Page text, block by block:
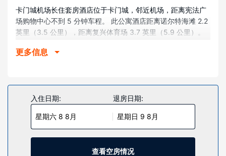
卡门城机场长住套房酒店位于卡门城，邻近机场，距离宪法广
场购物中心不到 5 分钟车程。 此公寓酒店距离诺尔特海滩 2.2
英里（3.5 公里），距离复兴体育场 3.7 英里（5.9 公里）。
客房
道。便利设施包括书桌和微波炉，以及带有免费市内通话的电
您可充分利用室外游泳池和24 小时健身中心等度假设施。此公
寓酒店还提供免费 WiFi和自动售货机。
更多信息
入住日期:
星期六 8 8月
退房日期:
星期日 9 8月
查看空房情况